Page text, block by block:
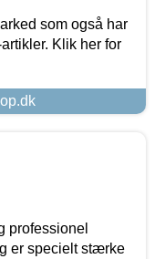
som også har
Klik her for
professionel
er specielt stærke